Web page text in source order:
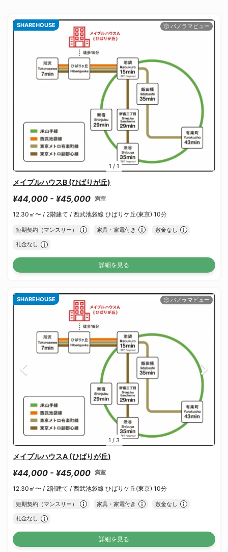
1 / 1
SHAREHOUSE
メイプルハウスB (ひばりが丘)
¥44,000 - ¥45,000 満室
12.30㎡〜 / 2階建て / 西武池袋線 ひばりケ丘(東京) 10分
短期契約（マンスリー） 家具・家電付き 敷金なし
礼金なし
詳細を見る
1 / 3
SHAREHOUSE
メイプルハウスA (ひばりが丘)
¥44,000 - ¥45,000 満室
12.30㎡〜 / 2階建て / 西武池袋線 ひばりケ丘(東京) 10分
短期契約（マンスリー） 家具・家電付き 敷金なし
礼金なし
詳細を見る